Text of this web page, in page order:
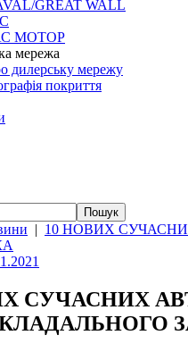
GREAT WALL
МОТОР
мережа
дилерську мережу
покриття
Пошук
| 10 НОВИХ
СУЧАСНИХ